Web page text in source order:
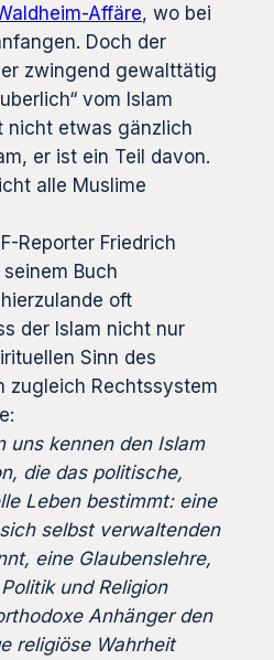
Affäre, wo bei
Doch der
zwingend gewalttätig
vom Islam
nicht etwas gänzlich
er ist ein Teil davon.
alle Muslime
Reporter Friedrich
Buch
oft
der Islam nicht nur
Sinn des
zugleich Rechtssystem
uns kennen den Islam
die das politische,
Leben bestimmt: eine
selbst verwaltenden
eine Glaubenslehre,
und Religion
Anhänger den
religiöse Wahrheit